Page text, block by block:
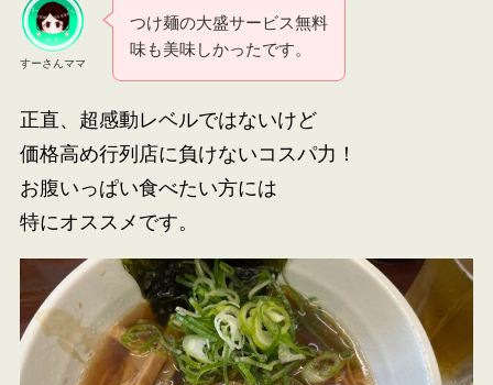
すーさんママ
つけ麺の大盛サービス無料
味も美味しかったです。
正直、超感動レベルではないけど
価格高め行列店に負けないコスパ力！
お腹いっぱい食べたい方には
特にオススメです。